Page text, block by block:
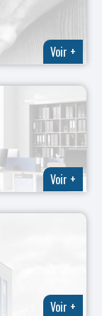
Voir +
Voir +
Voir +